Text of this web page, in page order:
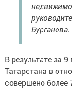
Бурганова.
В результате за
Татарстана в
совершено более